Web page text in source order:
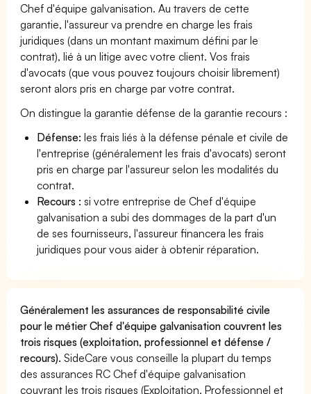
Chef d'équipe galvanisation. Au travers de cette
garantie, l'assureur va prendre en charge les frais
juridiques (dans un montant maximum défini par le
contrat), lié à un litige avec votre client. Vos frais
d'avocats (que vous pouvez toujours choisir librement)
seront alors pris en charge par votre contrat.
On distingue la garantie défense de la garantie recours :
Défense: les frais liés à la défense pénale et civile de
l'entreprise (généralement les frais d'avocats) seront
pris en charge par l'assureur selon les modalités du
contrat.
Recours : si votre entreprise de Chef d'équipe
galvanisation a subi des dommages de la part d'un
de ses fournisseurs, l'assureur financera les frais
juridiques pour vous aider à obtenir réparation.
Généralement les assurances de responsabilité civile
pour le métier Chef d'équipe galvanisation couvrent les
trois risques (exploitation, professionnel et défense /
recours). SideCare vous conseille la plupart du temps
des assurances RC Chef d'équipe galvanisation
couvrant les trois risques (Exploitation, Professionnel et